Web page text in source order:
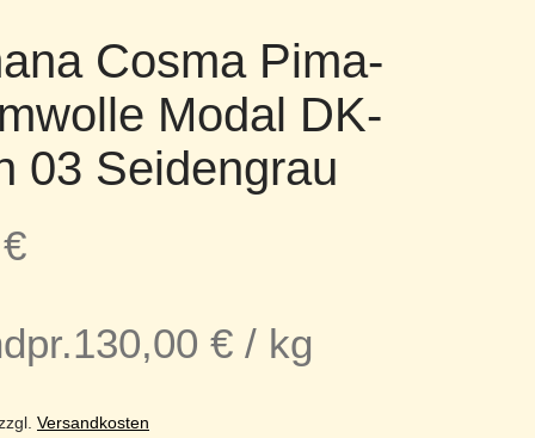
Cosma Pima-
Modal DK-
03 Seidengrau
€
130,00 € / kg
Versandkosten